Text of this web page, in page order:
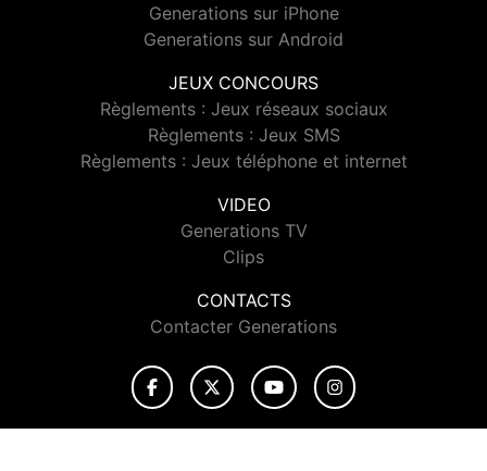
Generations sur iPhone
Generations sur Android
JEUX CONCOURS
Règlements : Jeux réseaux sociaux
Règlements : Jeux SMS
Règlements : Jeux téléphone et internet
VIDEO
Generations TV
Clips
CONTACTS
Contacter Generations